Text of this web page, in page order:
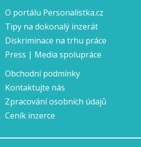
O portálu Personalistka.cz
Tipy na dokonalý inzerát
Diskriminace na trhu práce
Press | Media spolupráce
Obchodní podmínky
Kontaktujte nás
Zpracování osobních údajů
Ceník inzerce